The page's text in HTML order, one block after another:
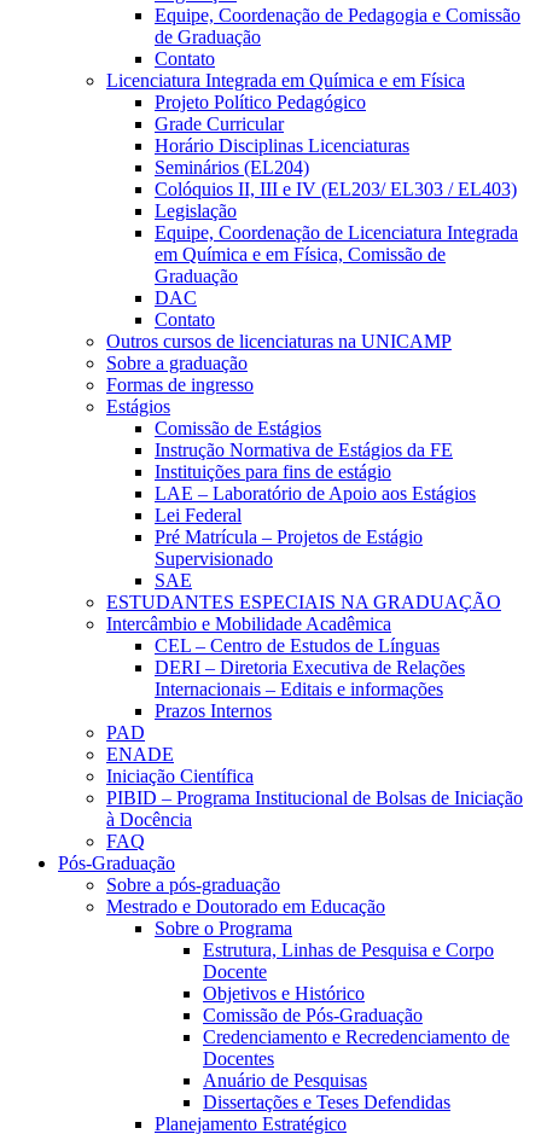
Equipe, Coordenação de Pedagogia e Comissão
de Graduação
Contato
Licenciatura Integrada em Química e em Física
Projeto Político Pedagógico
Grade Curricular
Horário Disciplinas Licenciaturas
Seminários (EL204)
Colóquios II, III e IV (EL203/ EL303 / EL403)
Legislação
Equipe, Coordenação de Licenciatura Integrada
em Química e em Física, Comissão de
Graduação
DAC
Contato
Outros cursos de licenciaturas na UNICAMP
Sobre a graduação
Formas de ingresso
Estágios
Comissão de Estágios
Instrução Normativa de Estágios da FE
Instituições para fins de estágio
LAE – Laboratório de Apoio aos Estágios
Lei Federal
Pré Matrícula – Projetos de Estágio
Supervisionado
SAE
ESTUDANTES ESPECIAIS NA GRADUAÇÃO
Intercâmbio e Mobilidade Acadêmica
CEL – Centro de Estudos de Línguas
DERI – Diretoria Executiva de Relações
Internacionais – Editais e informações
Prazos Internos
PAD
ENADE
Iniciação Científica
PIBID – Programa Institucional de Bolsas de Iniciação
à Docência
FAQ
Pós-Graduação
Sobre a pós-graduação
Mestrado e Doutorado em Educação
Sobre o Programa
Estrutura, Linhas de Pesquisa e Corpo
Docente
Objetivos e Histórico
Comissão de Pós-Graduação
Credenciamento e Recredenciamento de
Docentes
Anuário de Pesquisas
Dissertações e Teses Defendidas
Planejamento Estratégico